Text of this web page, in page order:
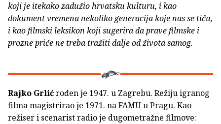
koji je itekako zadužio hrvatsku kulturu, i kao
dokument vremena nekoliko generacija koje nas se tiču,
i kao filmski leksikon koji sugerira da prave filmske i
prozne priče ne treba tražiti dalje od života samog.
Rajko Grlićrođen je 1947. u Zagrebu. Režiju igranog
filma magistrirao je 1971. na FAMU u Pragu. Kao
režiser i scenarist radio je dugometražne filmove: